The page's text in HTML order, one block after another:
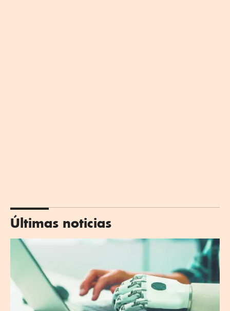
Últimas noticias